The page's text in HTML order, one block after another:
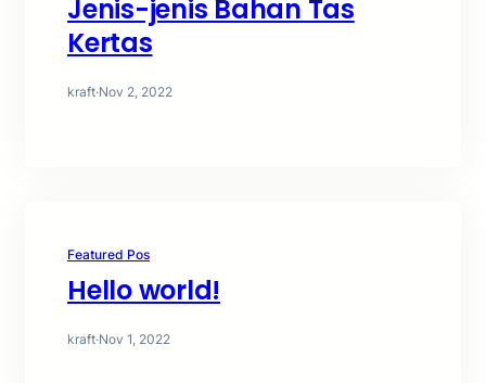
Jenis-jenis Bahan Tas
Kertas
kraft·Nov 2, 2022
Featured Pos
Hello world!
kraft·Nov 1, 2022